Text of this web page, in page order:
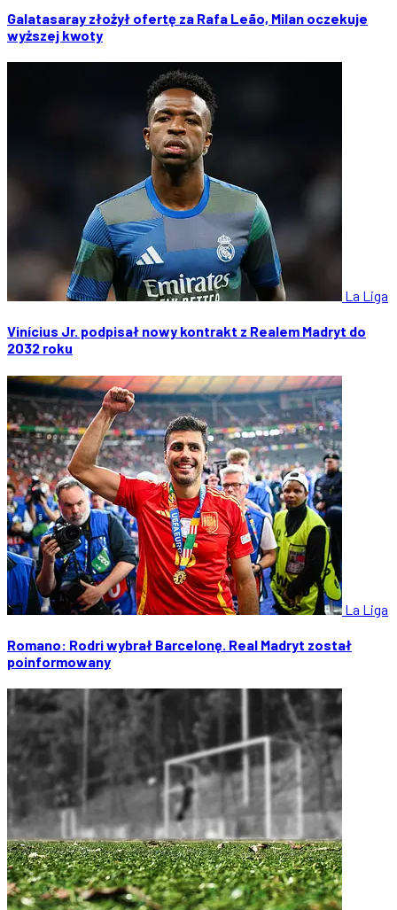
Galatasaray złożył ofertę za Rafa Leão, Milan oczekuje
wyższej kwoty
La Liga
Vinícius Jr. podpisał nowy kontrakt z Realem Madryt do
2032 roku
La Liga
Romano: Rodri wybrał Barcelonę. Real Madryt został
poinformowany